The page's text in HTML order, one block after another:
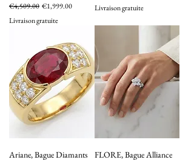
Regular Price
€4,509.00Sale Price
€1,999.00
Livraison gratuite
Livraison gratuite
Ariane, Bague Diamants
FLORE, Bague Alliance